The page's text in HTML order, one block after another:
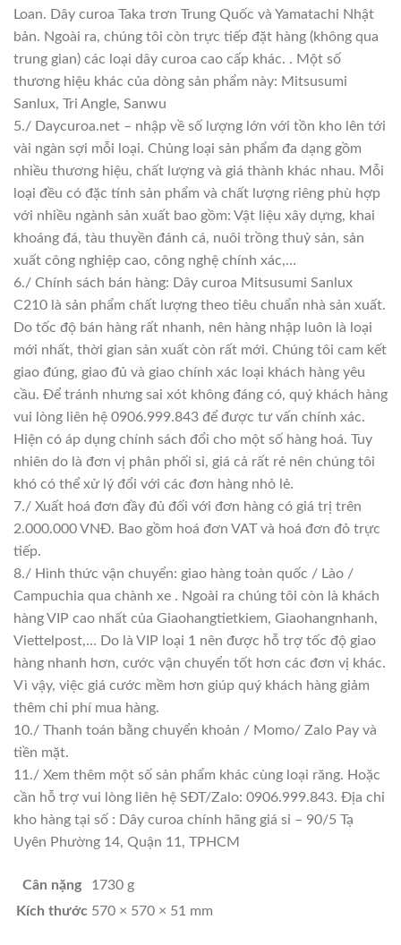
Loan. Dây curoa Taka trơn Trung Quốc và Yamatachi Nhật
bản. Ngoài ra, chúng tôi còn trực tiếp đặt hàng (không qua
trung gian) các loại dây curoa cao cấp khác. . Một số
thương hiệu khác của dòng sản phẩm này: Mitsusumi
Sanlux, Tri Angle, Sanwu
5./ Daycuroa.net – nhập về số lượng lớn với tồn kho lên tới
vài ngàn sợi mỗi loại. Chủng loại sản phẩm đa dạng gồm
nhiều thương hiệu, chất lượng và giá thành khác nhau. Mỗi
loại đều có đặc tính sản phẩm và chất lượng riêng phù hợp
với nhiều ngành sản xuất bao gồm: Vật liệu xây dựng, khai
khoáng đá, tàu thuyền đánh cá, nuôi trồng thuỷ sản, sản
xuất công nghiệp cao, công nghệ chính xác,…
6./ Chính sách bán hàng: Dây curoa Mitsusumi Sanlux
C210 là sản phẩm chất lượng theo tiêu chuẩn nhà sản xuất.
Do tốc độ bán hàng rất nhanh, nên hàng nhập luôn là loại
mới nhất, thời gian sản xuất còn rất mới. Chúng tôi cam kết
giao đúng, giao đủ và giao chính xác loại khách hàng yêu
cầu. Để tránh nhưng sai xót không đáng có, quý khách hàng
vui lòng liên hệ 0906.999.843 để được tư vấn chính xác.
Hiện có áp dụng chính sách đổi cho một số hàng hoá. Tuy
nhiên do là đơn vị phân phối sỉ, giá cả rất rẻ nên chúng tôi
khó có thể xử lý đổi với các đơn hàng nhỏ lẻ.
7./ Xuất hoá đơn đầy đủ đối với đơn hàng có giá trị trên
2.000.000 VNĐ. Bao gồm hoá đơn VAT và hoá đơn đỏ trực
tiếp.
8./ Hình thức vận chuyển: giao hàng toàn quốc / Lào /
Campuchia qua chành xe . Ngoài ra chúng tôi còn là khách
hàng VIP cao nhất của Giaohangtietkiem, Giaohangnhanh,
Viettelpost,… Do là VIP loại 1 nên được hỗ trợ tốc độ giao
hàng nhanh hơn, cước vận chuyển tốt hơn các đơn vị khác.
Vì vậy, việc giá cước mềm hơn giúp quý khách hàng giảm
thêm chi phí mua hàng.
10./ Thanh toán bằng chuyển khoản / Momo/ Zalo Pay và
tiền mặt.
11./ Xem thêm một số sản phẩm khác cùng loại răng. Hoặc
cần hỗ trợ vui lòng liên hệ SĐT/Zalo: 0906.999.843. Địa chỉ
kho hàng tại số : Dây curoa chính hãng giá sỉ – 90/5 Tạ
Uyên Phường 14, Quận 11, TPHCM
Cân nặng
1730 g
Kích thước 570 × 570 × 51 mm